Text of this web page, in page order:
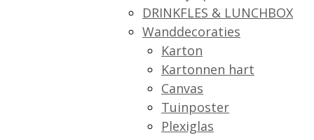
DRINKFLES & LUNCHBOX
Wanddecoraties
Karton
Kartonnen hart
Canvas
Tuinposter
Plexiglas